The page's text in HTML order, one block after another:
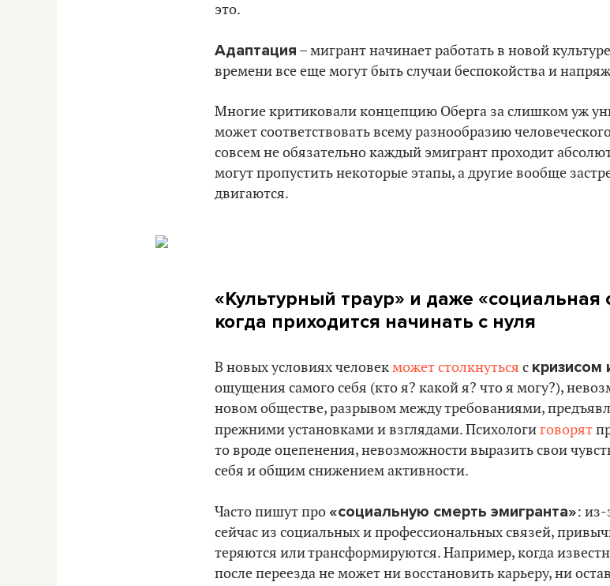
это.
Адаптация – мигрант начинает работать в новой
времени все еще могут быть случаи беспокойства и
Многие критиковали концепцию Оберга за слишком уж
может соответствовать всему разнообразию
совсем не обязательно каждый эмигрант проходит
могут пропустить некоторые этапы, а другие вообще
двигаются.
«Культурный траур» и даже «социальная
когда приходится начинать с нуля
В новых условиях человекможет столкнуться с кризисом
ощущения самого себя (кто я? какой я? что я могу?),
новом обществе, разрывом между требованиями,
прежними установками и взглядами. Психологиговорят
то вроде оцепенения, невозможности выразить свои
себя и общим снижением активности.
Часто пишут про«социальную смерть эмигранта»: из-
сейчас из социальных и профессиональных связей,
теряются или трансформируются. Например, когда
после переезда не может ни восстановить карьеру, ни